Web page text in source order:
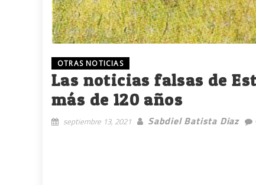
OTRAS NOTICIAS
Las noticias falsas de
más de 120 años
septiembre 13, 2021 Sabdiel Batista Diaz